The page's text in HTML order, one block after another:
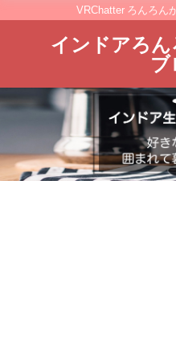
VRChatter ろんろん
インドアろん
ブ